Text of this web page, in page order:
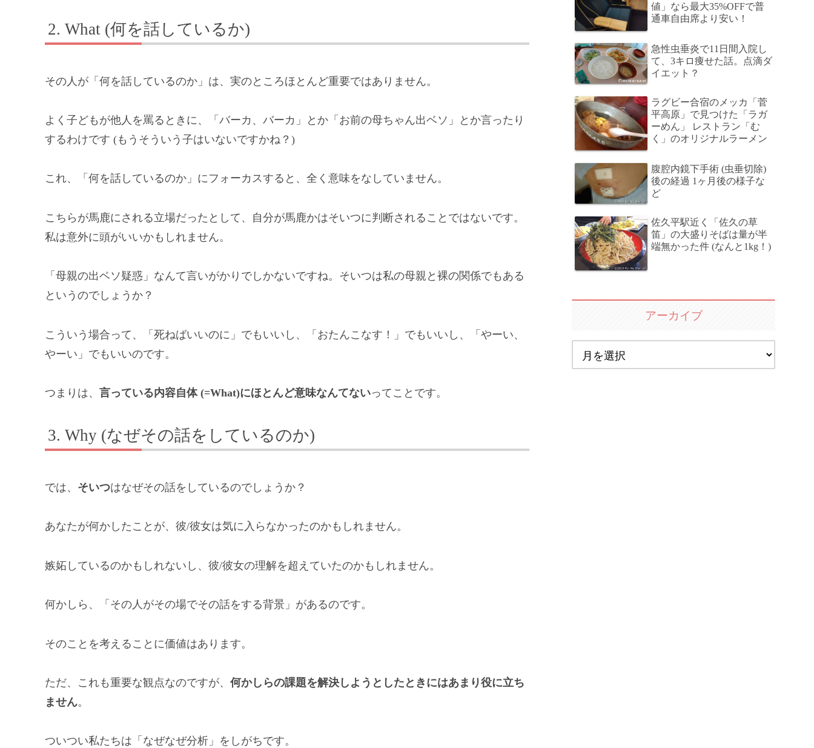
What (何を話しているか)
その人が「何を話しているのか」は、実のところほとんど重要ではありません。
よく子どもが他人を罵るときに、「バーカ、バーカ」とか「お前の母ちゃん出ベソ」とか言ったり
するわけです (もうそういう子はいないですかね？)
これ、「何を話しているのか」にフォーカスすると、全く意味をなしていません。
こちらが馬鹿にされる立場だったとして、自分が馬鹿かはそいつに判断されることではないです。
私は意外に頭がいいかもしれません。
「母親の出ベソ疑惑」なんて言いがかりでしかないですね。そいつは私の母親と裸の関係でもある
というのでしょうか？
こういう場合って、「死ねばいいのに」でもいいし、「おたんこなす！」でもいいし、「やーい、
やーい」でもいいのです。
つまりは、 言っている内容自体 (=What)にほとんど意味なんてないってことです。
Why (なぜその話をしているのか)
では、 そいつはなぜその話をしているのでしょうか？
あなたが何かしたことが、彼/彼女は気に入らなかったのかもしれません。
嫉妬しているのかもしれないし、彼/彼女の理解を超えていたのかもしれません。
何かしら、「その人がその場でその話をする背景」があるのです。
そのことを考えることに価値はあります。
ただ、これも重要な観点なのですが、 何かしらの課題を解決しようとしたときにはあまり役に立ち
ません。
ついつい私たちは「なぜなぜ分析」をしがちです。
値」なら最大35%OFFで普
通車自由席より安い！
急性虫垂炎で11日間入院し
て、3キロ痩せた話。点滴ダ
イエット？
ラグビー合宿のメッカ「菅
平高原」で見つけた「ラガ
ーめん」 レストラン「む
く」のオリジナルラーメン
腹腔内鏡下手術 (虫垂切除)
後の経過 1ヶ月後の様子な
ど
佐久平駅近く「佐久の草
笛」の大盛りそばは量が半
端無かった件 (なんと1kg！)
アーカイブ